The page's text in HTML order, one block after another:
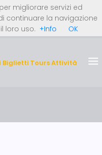
0 Articoli (0 €)
REGISTRATI ORA
LOGIN
Biglietti Tours Attività
migliorare servizi ed
continuare la navigazione
loro uso. +Info OK